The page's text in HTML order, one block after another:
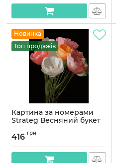
Новинка
Топ продажів
Картина за номерами
Strateg Весняний букет
(AH1251)
Артикул:AH1251
416 грн